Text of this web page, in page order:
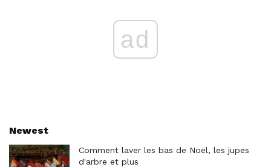
ad
Newest
Comment laver les bas de Noël, les jupes
d'arbre et plus